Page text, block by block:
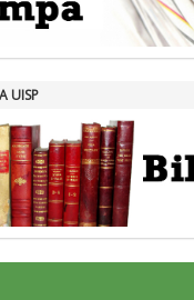
UISP